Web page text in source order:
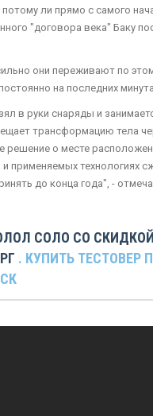
потому ли прямо с самого
"договора века" Баку
они переживают по
на последних
в руки снаряды и
трансформацию тела
решение о месте
применяемых технологиях
до конца года", -
СОЛО СО
. КУПИТЬ ТЕСТОВЕР